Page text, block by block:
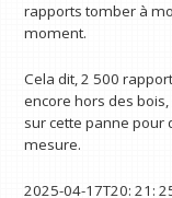
rapports tomber à
moment.
Cela dit, 2 500
encore hors des
sur cette panne pour
mesure.
2025-04-17T20: 21: